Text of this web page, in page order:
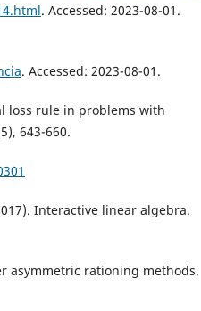
. Accessed: 2023-08-01.
. Accessed: 2023-08-01.
loss rule in problems with
643-660.
Interactive linear algebra.
asymmetric rationing methods.